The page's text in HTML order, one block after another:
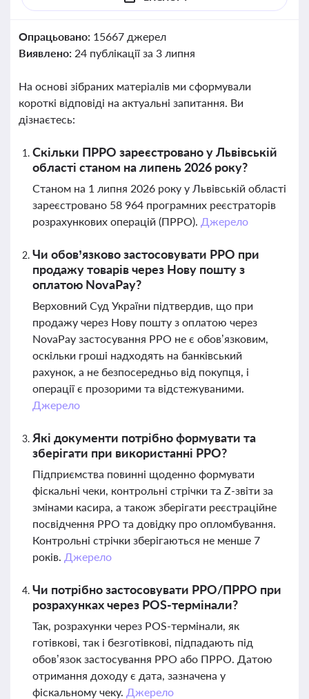
Опрацьовано: 15667 джерел
Виявлено: 24 публікації за 3 липня
На основі зібраних матеріалів ми сформували
короткі відповіді на актуальні запитання. Ви
дізнаєтесь:
Скільки ПРРО зареєстровано у Львівській
області станом на липень 2026 року?
Станом на 1 липня 2026 року у Львівській області
зареєстровано 58 964 програмних реєстраторів
розрахункових операцій (ПРРО). Джерело
Чи обов’язково застосовувати РРО при
продажу товарів через Нову пошту з
оплатою NovaPay?
Верховний Суд України підтвердив, що при
продажу через Нову пошту з оплатою через
NovaPay застосування РРО не є обов’язковим,
оскільки гроші надходять на банківський
рахунок, а не безпосередньо від покупця, і
операції є прозорими та відстежуваними.
Джерело
Які документи потрібно формувати та
зберігати при використанні РРО?
Підприємства повинні щоденно формувати
фіскальні чеки, контрольні стрічки та Z-звіти за
змінами касира, а також зберігати реєстраційне
посвідчення РРО та довідку про опломбування.
Контрольні стрічки зберігаються не менше 7
років. Джерело
Чи потрібно застосовувати РРО/ПРРО при
розрахунках через POS-термінали?
Так, розрахунки через POS-термінали, як
готівкові, так і безготівкові, підпадають під
обов’язок застосування РРО або ПРРО. Датою
отримання доходу є дата, зазначена у
фіскальному чеку. Джерело